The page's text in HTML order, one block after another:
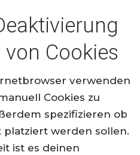
Cookies
verwenden
Cookies zu
spezifizieren ob
platziert werden sollen.
ist es deinen